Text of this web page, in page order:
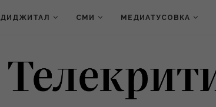
ДИДЖИТАЛ СМИ МЕДИАТУСОВКА